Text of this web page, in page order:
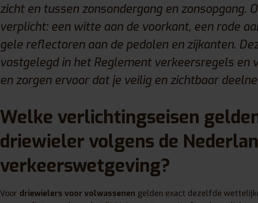
zicht en tussen zonsondergang en zonsopgang.
verplicht: een witte aan de voorkant, een rode
gele reflectoren aan de pedalen en zijkanten.
vastgelegd in het Reglement verkeersregels en
en zorgen ervoor dat je veilig en zichtbaar
Welke verlichtingseisen
driewieler volgens de
verkeerswetgeving?
Voor driewielers voor volwassenen gelden exact dezelfde